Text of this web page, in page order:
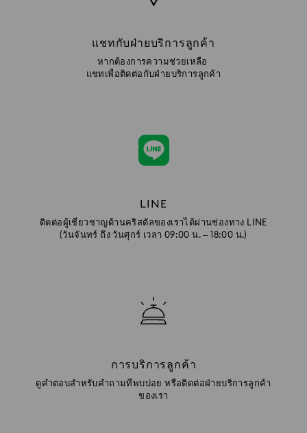
แชทกับฝ่ายบริการลูกค้า
หากต้องการความช่วยเหลือ
แชทเพื่อติดต่อกับฝ่ายบริการลูกค้า
LINE
ติดต่อผู้เชี่ยวชาญด้านคริสตัลของเราได้ผ่านช่องทาง LINE
(วันจันทร์ ถึง วันศุกร์ เวลา 09:00 น. – 18:00 น.)
การบริการลูกค้า
ดูคำตอบสำหรับคำถามที่พบบ่อย หรือติดต่อฝ่ายบริการลูกค้า
ของเรา